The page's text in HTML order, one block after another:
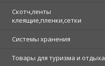
Скотч,ленты
клеящие,пленки,сетки
Системы хранения
Товары для туризма и отдыха